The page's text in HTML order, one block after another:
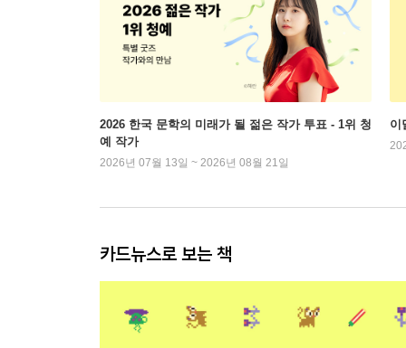
2026 한국 문학의 미래가 될 젊은 작가 투표 - 1위 청
예 작가
2026년 07월 13일 ~ 2026년 08월 21일
이
카드뉴스로 보는 책